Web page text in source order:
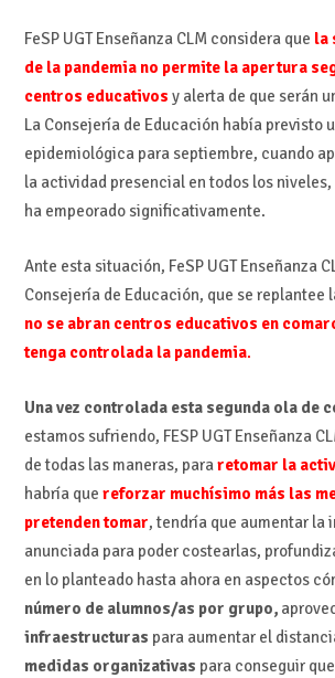
FeSP UGT Enseñanza CLM considera que la
de la pandemia no permite la apertura
centros educativos y alerta de que serán
La Consejería de Educación había previsto
epidemiológica para septiembre, cuando
la actividad presencial en todos los
ha empeorado significativamente.
Ante esta situación, FeSP UGT Enseñanza
Consejería de Educación, que se replantee
no se abran centros educativos en
tenga controlada la pandemia.
Una vez controlada esta segunda ola de
estamos sufriendo, FESP UGT Enseñanza
de todas las maneras, pararetomar la
habría que reforzar muchísimo más las
pretenden tomar, tendría que aumentar la
anunciada para poder costearlas,
en lo planteado hasta ahora en aspectos
número de alumnos/as por grupo,
infraestructuras para aumentar el
medidas organizativas para conseguir